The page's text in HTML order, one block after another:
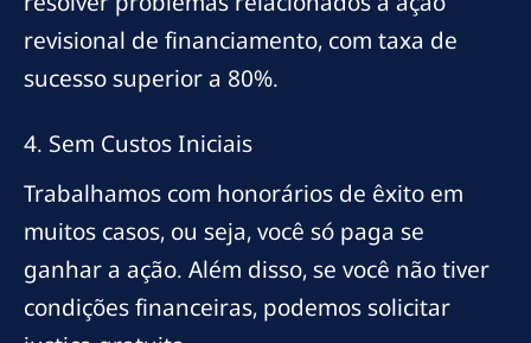
revisional de financiamento, com taxa de
sucesso superior a 80%.
4. Sem Custos Iniciais
Trabalhamos com honorários de êxito em
muitos casos, ou seja, você só paga se
ganhar a ação. Além disso, se você não tiver
condições financeiras, podemos solicitar